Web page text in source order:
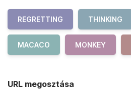
REGRETTING THINKING
MACACO MONKEY
URL megosztása